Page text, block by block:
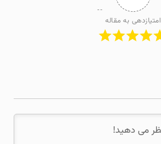
امتیازدهی به مقاله